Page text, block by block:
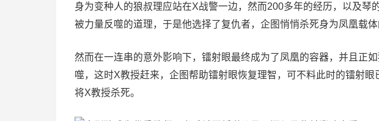
身为变种人的狼叔理应站在X战警一边，然而200多年的经历，以及琴
被力量反噬的道理，于是他选择了复仇者，企图悄悄杀死身为凤凰载体
然而在一连串的意外影响下，镭射眼最终成为了凤凰的容器，并且正
噬，这时X教授赶来，企图帮助镭射眼恢复理智，可不料此时的镭射
将X教授杀死。